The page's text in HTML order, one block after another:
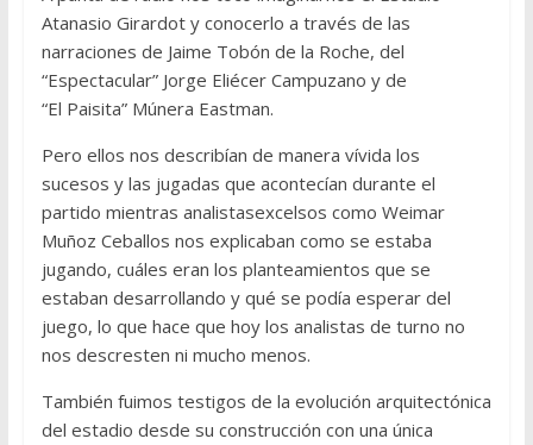
Atanasio Girardot y conocerlo a través de las
narraciones de Jaime Tobón de la Roche, del
“Espectacular” Jorge Eliécer Campuzano y de
“El Paisita” Múnera Eastman.
Pero ellos nos describían de manera vívida los
sucesos y las jugadas que acontecían durante el
partido mientras analistasexcelsos como Weimar
Muñoz Ceballos nos explicaban como se estaba
jugando, cuáles eran los planteamientos que se
estaban desarrollando y qué se podía esperar del
juego, lo que hace que hoy los analistas de turno no
nos descresten ni mucho menos.
También fuimos testigos de la evolución arquitectónica
del estadio desde su construcción con una única